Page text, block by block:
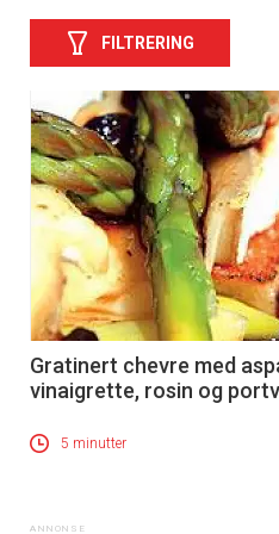
FILTRERING
Gratinert chevre med
vinaigrette, rosin og
5 minutter